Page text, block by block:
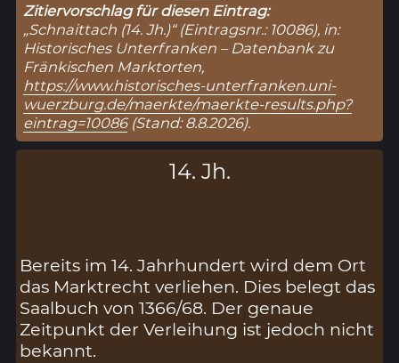
Zitiervorschlag für diesen Eintrag:
„Schnaittach (14. Jh.)“ (Eintragsnr.: 10086), in:
Historisches Unterfranken – Datenbank zu
Fränkischen Marktorten,
https://www.historisches-unterfranken.uni-
wuerzburg.de/maerkte/maerkte-results.php?
eintrag=10086(Stand: 8.8.2026).
14. Jh.
Bereits im 14. Jahrhundert wird dem Ort
das Marktrecht verliehen. Dies belegt das
Saalbuch von 1366/68. Der genaue
Zeitpunkt der Verleihung ist jedoch nicht
bekannt.